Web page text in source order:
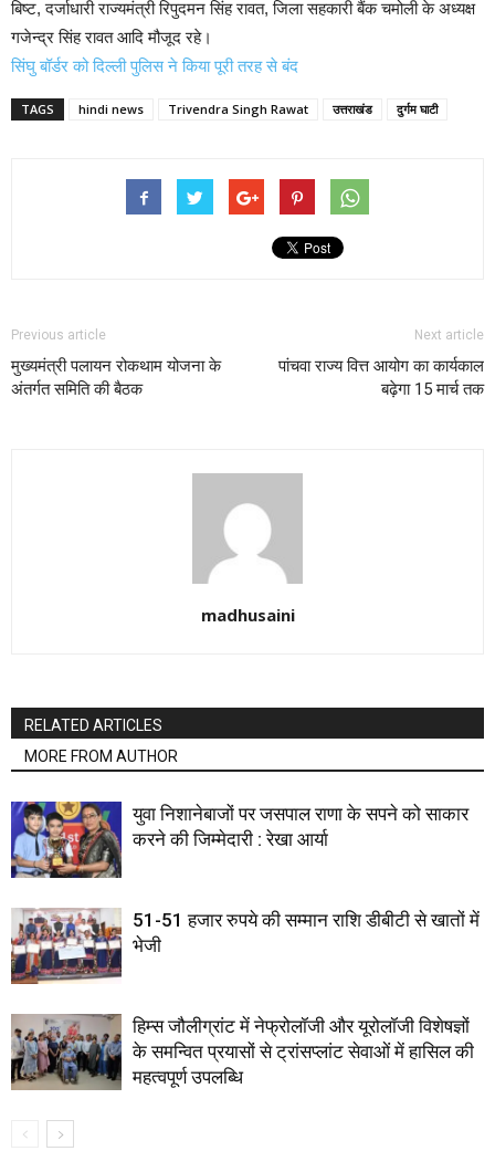
बिष्ट, दर्जाधारी राज्यमंत्री रिपुदमन सिंह रावत, जिला सहकारी बैंक चमोली के अध्यक्ष
गजेन्द्र सिंह रावत आदि मौजूद रहे।
सिंघु बॉर्डर को दिल्ली पुलिस ने किया पूरी तरह से बंद
TAGS hindi news Trivendra Singh Rawat उत्तराखंड दुर्गम घाटी
Previous article
मुख्यमंत्री पलायन रोकथाम योजना के
अंतर्गत समिति की बैठक
Next article
पांचवा राज्य वित्त आयोग का कार्यकाल
बढ़ेगा 15 मार्च तक
madhusaini
RELATED ARTICLES
MORE FROM AUTHOR
युवा निशानेबाजों पर जसपाल राणा के सपने को साकार
करने की जिम्मेदारी : रेखा आर्या
51-51 हजार रुपये की सम्मान राशि डीबीटी से खातों में
भेजी
हिम्स जौलीग्रांट में नेफ्रोलॉजी और यूरोलॉजी विशेषज्ञों
के समन्वित प्रयासों से ट्रांसप्लांट सेवाओं में हासिल की
महत्वपूर्ण उपलब्धि